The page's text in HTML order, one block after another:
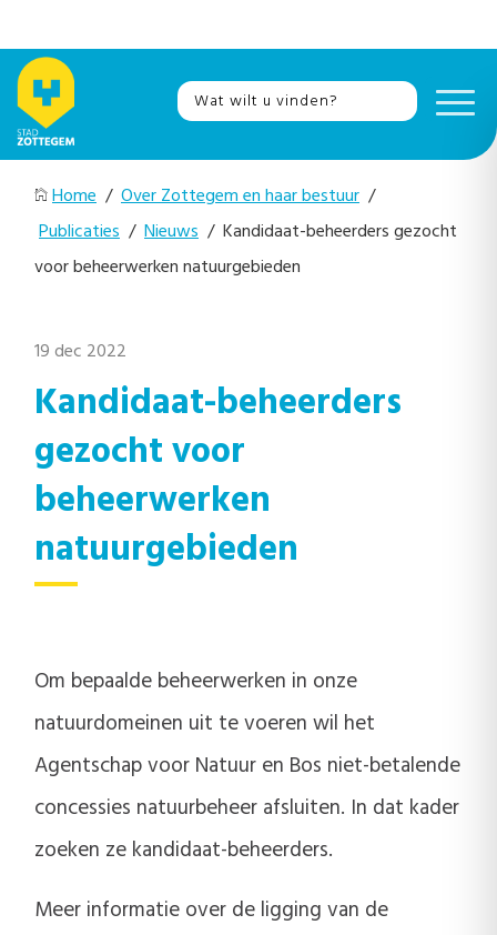
Home / Over Zottegem en haar bestuur /
Publicaties / Nieuws / Kandidaat-beheerders gezocht
voor beheerwerken natuurgebieden
19 dec 2022
Kandidaat-beheerders
gezocht voor
beheerwerken
natuurgebieden
Om bepaalde beheerwerken in onze
natuurdomeinen uit te voeren wil het
Agentschap voor Natuur en Bos niet-betalende
concessies natuurbeheer afsluiten. In dat kader
zoeken ze kandidaat-beheerders.
Meer informatie over de ligging van de